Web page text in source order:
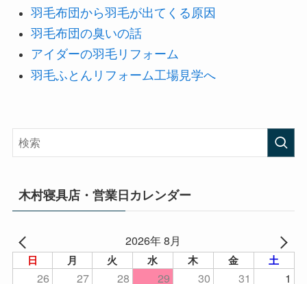
羽毛布団から羽毛が出てくる原因
羽毛布団の臭いの話
アイダーの羽毛リフォーム
羽毛ふとんリフォーム工場見学へ
木村寝具店・営業日カレンダー
2026年 8月
日 月 火 水 木 金 土
26 27 28 29 30 31 1